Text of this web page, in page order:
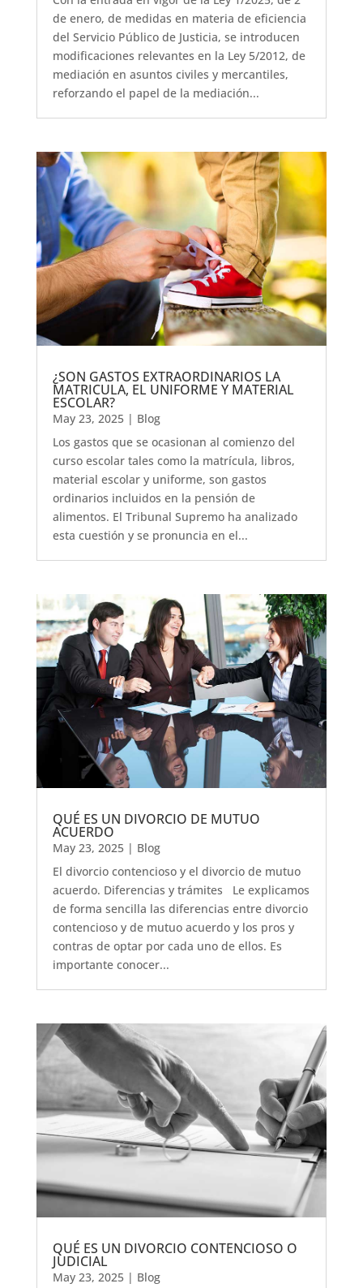
de enero, de medidas en materia de eficiencia
del Servicio Público de Justicia, se introducen
modificaciones relevantes en la Ley 5/2012, de
mediación en asuntos civiles y mercantiles,
reforzando el papel de la mediación...
¿SON GASTOS EXTRAORDINARIOS LA
MATRICULA, EL UNIFORME Y MATERIAL
ESCOLAR?
May 23, 2025| Blog
Los gastos que se ocasionan al comienzo del
curso escolar tales como la matrícula, libros,
material escolar y uniforme, son gastos
ordinarios incluidos en la pensión de
alimentos. El Tribunal Supremo ha analizado
esta cuestión y se pronuncia en el...
QUÉ ES UN DIVORCIO DE MUTUO
ACUERDO
May 23, 2025| Blog
El divorcio contencioso y el divorcio de mutuo
acuerdo. Diferencias y trámites Le explicamos
de forma sencilla las diferencias entre divorcio
contencioso y de mutuo acuerdo y los pros y
contras de optar por cada uno de ellos. Es
importante conocer...
QUÉ ES UN DIVORCIO CONTENCIOSO O
JUDICIAL
May 23, 2025| Blog